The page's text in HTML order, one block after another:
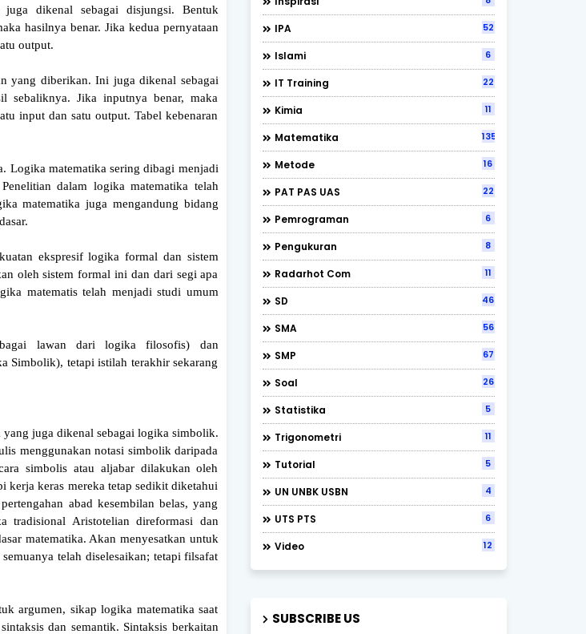
dikenal sebagai disjungsi. Bentuk
hasilnya benar. Jika kedua pernyataan
output.
yang diberikan. Ini juga dikenal sebagai
sebaliknya. Jika inputnya benar, maka
input dan satu output. Tabel kebenaran
Logika matematika sering dibagi menjadi
dalam logika matematika telah
matematika juga mengandung bidang
ekspresif logika formal dan sistem
oleh sistem formal ini dan dari segi apa
matematis telah menjadi studi umum
lawan dari logika filosofis) dan
Simbolik), tetapi istilah terakhir sekarang
juga dikenal sebagai logika simbolik.
menggunakan notasi simbolik daripada
simbolis atau aljabar dilakukan oleh
kerja keras mereka tetap sedikit diketahui
abad kesembilan belas, yang
tradisional Aristotelian direformasi dan
matematika. Akan menyesatkan untuk
telah diselesaikan; tetapi filsafat
argumen, sikap logika matematika saat
dan semantik. Sintaksis berkaitan
IPA 52
Islami 6
IT Training 22
Kimia 11
Matematika 135
Metode 16
PAT PAS UAS 22
Pemrograman 6
Pengukuran 8
Radarhot Com 11
SD 46
SMA 56
SMP 67
Soal 26
Statistika 5
Trigonometri 11
Tutorial 5
UN UNBK USBN 4
UTS PTS 6
Video 12
SUBSCRIBE US